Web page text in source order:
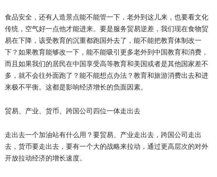
食品安全，还有人造景点能不能管一下，老外到这儿来，也要看文化
传统，空气好一点他才能进来。要是服务贸易逆差，我们现在食物贸
易在下降，该受教育的沉重都跑国外去了，能不能把教育体制改一
下？如果教育能够改一下，能不能吸引更多老外到中国教育和消费，
而且如果我们的居民在中国享受高等教育和美国或者是其他国家差不
多，就不会往外面跑了？能不能想点办法？教育和旅游消费出去和进
来极不平衡。这都是影响经济增长的负面因素。
贸易、产业、货币、跨国公司四位一体走出去
走出去一个加油站有什么用？要贸易、产业走出去，跨国公司走出
去，货币要走出去，要有一个大的战略来拉动，通过更高层次的对外
开放拉动经济的增长速度。